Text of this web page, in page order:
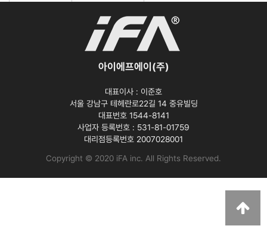
아이에프에이(주)
대표이사 : 이준호
서울 강남구 테헤란로22길 14 중유빌딩
대표번호 1544-8141
사업자 등록번호 : 531-81-01759
대리점등록번호 2007028001
Copyright © 2020 iFA inc. All Rights Reserved.